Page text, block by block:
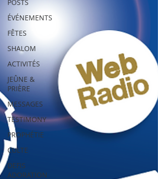
POSTS
ÉVÉNEMENTS
FÊTES
SHALOM
ACTIVITÉS
JEÛNE &
PRIÈRE
MESSAGES
TESTIMONY
PROPHÉTIE
CULTE
DEFIS
ADORATION